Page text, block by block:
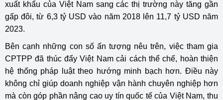
xuất khẩu của Việt Nam sang các thị trường này tăng gần
gấp đôi, từ 6,3 tỷ USD vào năm 2018 lên 11,7 tỷ USD năm
2023.
Bên cạnh những con số ấn tượng nêu trên, việc tham gia
CPTPP đã thúc đẩy Việt Nam cải cách thể chế, hoàn thiện
hệ thống pháp luật theo hướng minh bạch hơn. Điều này
không chỉ giúp doanh nghiệp vận hành chuyên nghiệp hơn
mà còn góp phần nâng cao uy tín quốc tế của Việt Nam, thu